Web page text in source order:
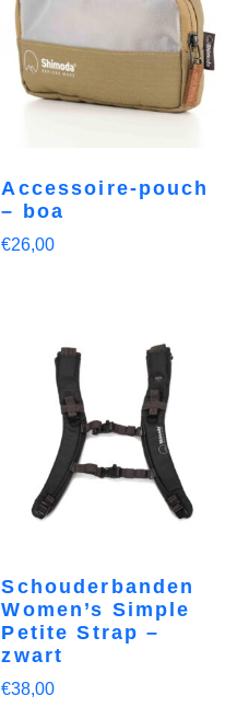
Accessoire-pouch
– boa
€26,00
Schouderbanden
Women’s Simple
Petite Strap –
zwart
€38,00